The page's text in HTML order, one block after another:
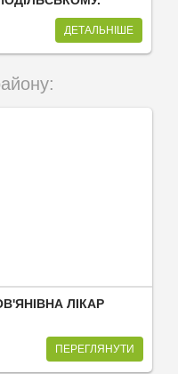
ДЕТАЛЬНІШЕ
ЛІКАР
ПЕРЕГЛЯНУТИ